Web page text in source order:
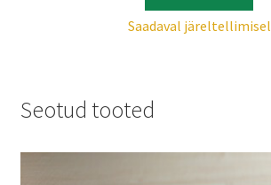
Saadaval järeltellimisel
Seotud tooted